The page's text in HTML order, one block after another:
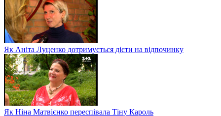
Як Аніта Луценко дотримується дієти на відпочинку
Як Ніна Матвієнко переспівала Тіну Кароль